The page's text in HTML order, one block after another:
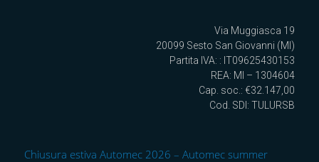
Via Muggiasca 19
20099 Sesto San Giovanni (MI)
Partita IVA: : IT09625430153
REA: MI – 1304604
Cap. soc.: €32.147,00
Cod. SDI: TULURSB
Chiusura estiva Automec 2026 – Automec summer